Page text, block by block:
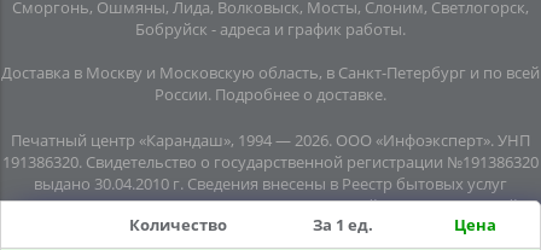
Количество За 1 ед. Цена
Сморгонь, Ошмяны, Лида, Волковыск, Мосты, Слоним, Светлогорск,
Бобруйск - адреса и график работы.
Доставка в Москву и Московскую область, в Санкт-Петербург и по всей
Росcии. Подробнее о доставке.
Печатный центр «Карандаш», 1994 — 2026. ООО «Инфоэксперт». УНП
191386320. Свидетельство о государственной регистрации №191386320
выдано 30.04.2010 г. Сведения внесены в Реестр бытовых услуг
08.06.2015г. (свидетельство №20445). Почтовый адрес: подземный
переход №8, помещение №7, пл. Независимости, г. Минск, 220030.